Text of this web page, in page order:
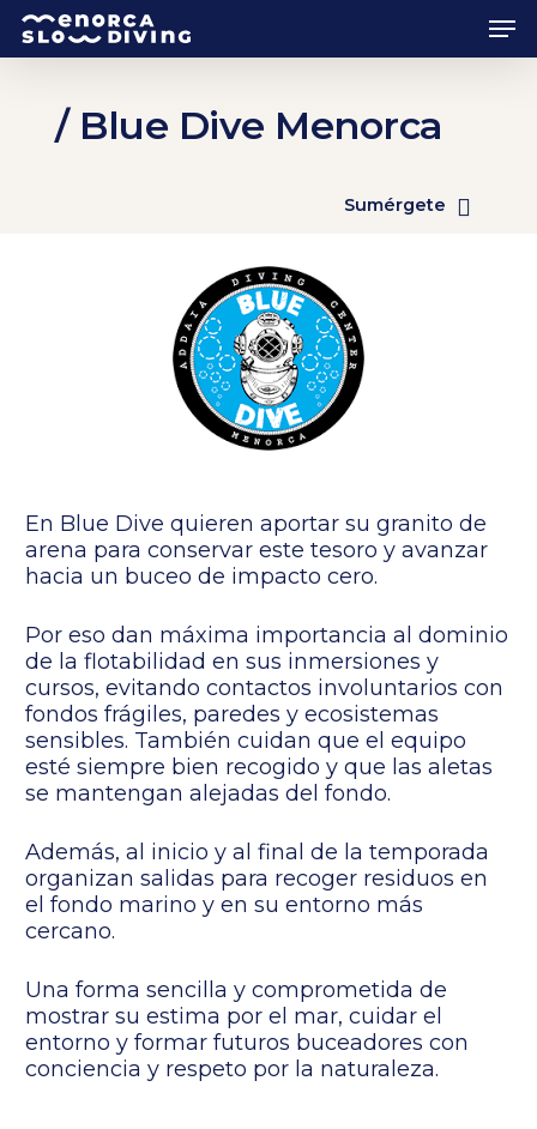
Skip
to
content/ Blue Dive Menorca
Sumérgete
En Blue Dive quieren aportar su granito de
arena para conservar este tesoro y avanzar
hacia un buceo de impacto cero.
Por eso dan máxima importancia al dominio
de la flotabilidad en sus inmersiones y
cursos, evitando contactos involuntarios con
fondos frágiles, paredes y ecosistemas
sensibles. También cuidan que el equipo
esté siempre bien recogido y que las aletas
se mantengan alejadas del fondo.
Además, al inicio y al final de la temporada
organizan salidas para recoger residuos en
el fondo marino y en su entorno más
cercano.
Una forma sencilla y comprometida de
mostrar su estima por el mar, cuidar el
entorno y formar futuros buceadores con
conciencia y respeto por la naturaleza.